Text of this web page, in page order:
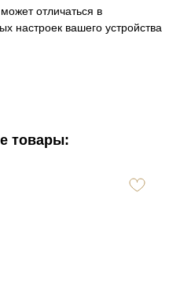
отличаться в
настроек вашего устройства
товары: